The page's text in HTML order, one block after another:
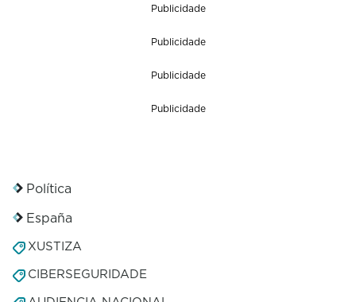
Publicidade
Publicidade
Publicidade
Publicidade
Política
España
XUSTIZA
CIBERSEGURIDADE